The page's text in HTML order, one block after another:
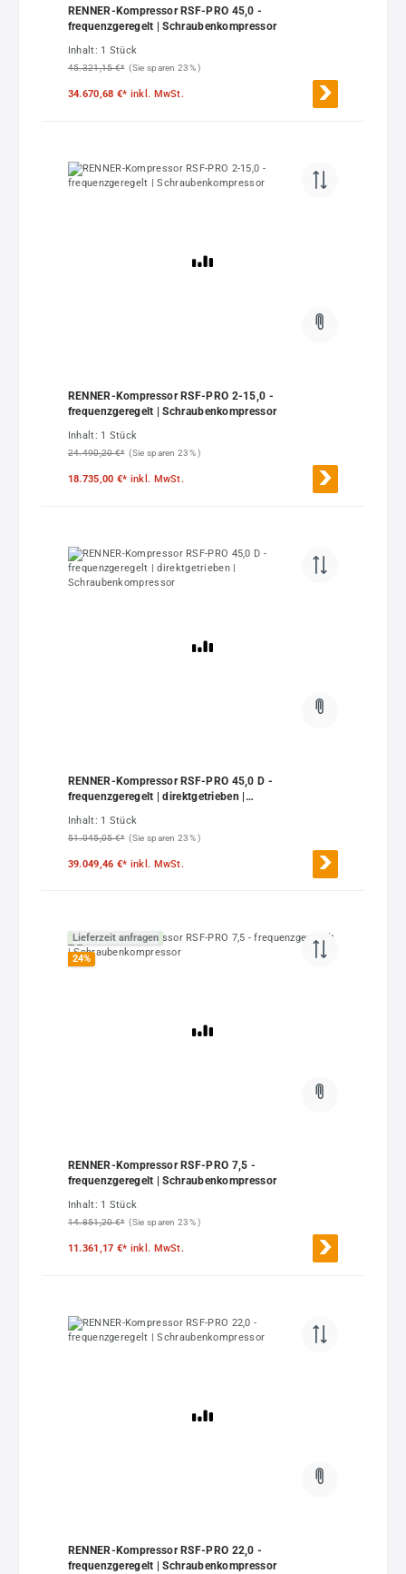
RENNER-Kompressor RSF-PRO 45,0 -
frequenzgeregelt | Schraubenkompressor
Inhalt: 1 Stück
45.321,15 €* (Sie sparen 23% )
34.670,68 €* inkl. MwSt.
RENNER-Kompressor RSF-PRO 2-15,0 -
frequenzgeregelt | Schraubenkompressor
Inhalt: 1 Stück
24.490,20 €* (Sie sparen 23% )
18.735,00 €* inkl. MwSt.
RENNER-Kompressor RSF-PRO 45,0 D -
frequenzgeregelt | direktgetrieben |
Inhalt: 1 Stück
51.045,05 €* (Sie sparen 23% )
39.049,46 €* inkl. MwSt.
Lieferzeit anfragen
24%
RENNER-Kompressor RSF-PRO 7,5 -
frequenzgeregelt | Schraubenkompressor
Inhalt: 1 Stück
14.851,20 €* (Sie sparen 23% )
11.361,17 €* inkl. MwSt.
RENNER-Kompressor RSF-PRO 22,0 -
frequenzgeregelt | Schraubenkompressor